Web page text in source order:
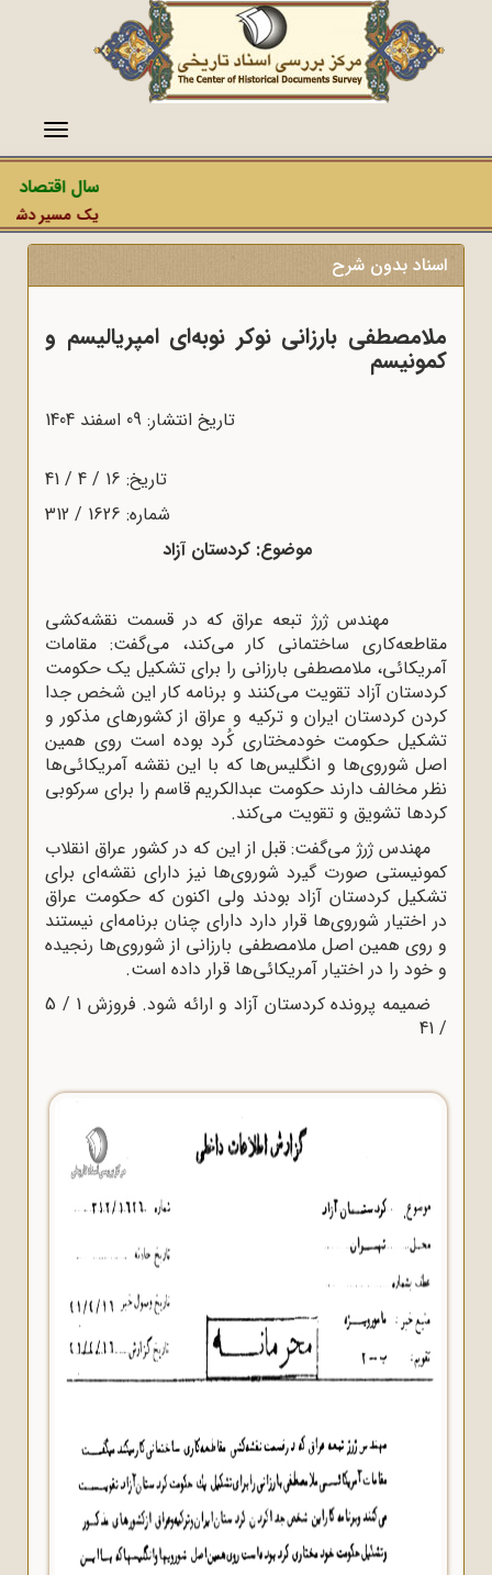
منو
سال اقتصاد
یک مسیر
اسناد بدون شرح
ملامصطفی بارزانی نوکر نوبه‌ای امپریالیسم و
کمونیسم
تاریخ انتشار: 09 اسفند 1404
تاریخ: 16 / 4 / 41
شماره: 1626 / 312
موضوع: کردستان آزاد
مهندس ژرژ تبعه عراق که در قسمت نقشه‌کشى
مقاطعه‌کارى ساختمانى کار می‌کند، می‌گفت: مقامات
آمریکائى، ملامصطفى بارزانى را براى تشکیل یک حکومت
کردستان آزاد تقویت مى‌کنند و برنامه کار این شخص جدا
کردن کردستان ایران و ترکیه و عراق از کشورهاى مذکور و
تشکیل حکومت خودمختارى کُرد بوده است روى همین
اصل شوروی‌ها و انگلیس‌ها که با این نقشه آمریکائی‌ها
نظر مخالف دارند حکومت عبدالکریم قاسم را براى سرکوبى
کردها تشویق و تقویت مى‌کند.
مهندس ژرژ می‌گفت: قبل از این که در کشور عراق انقلاب
کمونیستى صورت گیرد شوروی‌ها نیز داراى نقشه‌اى براى
تشکیل کردستان آزاد بودند ولى اکنون که حکومت عراق
در اختیار شوروی‌ها قرار دارد داراى چنان برنامه‌اى نیستند
و روى همین اصل ملامصطفى بارزانى از شوروی‌ها رنجیده
و خود را در اختیار آمریکائی‌ها قرار داده است.
ضمیمه پرونده کردستان آزاد و ارائه شود. فروزش 1 / 5
/ 41